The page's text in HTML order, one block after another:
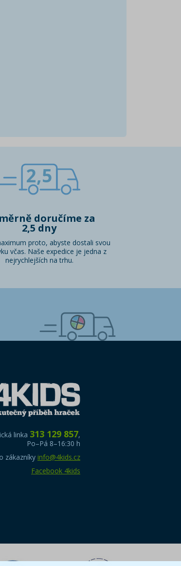
2,5
doručíme za
2,5 dny
proto, abyste dostali svou
včas. Naše expedice je jedna z
nejrychlejších na trhu.
linka 313 129 857,
Po–Pá 8–16:30 h
zákazníky info@4kids.cz
Facebook 4kids